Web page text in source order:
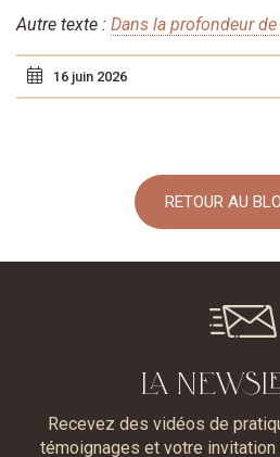
Autre texte : Dans la profondeur de
16 juin 2026
RETOUR AU
LA
Recevez des vidéos de
témoignages et votre invitation